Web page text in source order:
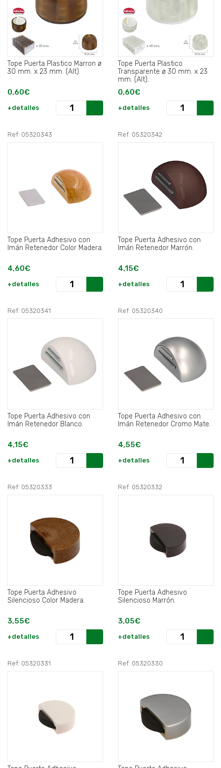
Tope Puerta Plastico Marron ø
30 mm. x 23 mm. (Alt).
0,60€
+detalles
Tope Puerta Plastico
Transparente ø 30 mm. x 23
mm. (Alt).
0,60€
+detalles
Ref: 05320343
Tope Puerta Adhesivo con
Imán Retenedor Color Madera.
4,60€
+detalles
Ref: 05320342
Tope Puerta Adhesivo con
Imán Retenedor Marrón.
4,15€
+detalles
Ref: 05320341
Tope Puerta Adhesivo con
Imán Retenedor Blanco.
4,15€
+detalles
Ref: 05320340
Tope Puerta Adhesivo con
Imán Retenedor Cromo Mate.
4,55€
+detalles
Ref: 05320333
Tope Puerta Adhesivo
Silencioso Color Madera.
3,55€
+detalles
Ref: 05320332
Tope Puerta Adhesivo
Silencioso Marrón.
3,05€
+detalles
Ref: 05320331 Ref: 05320330